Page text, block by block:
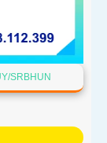
SRBHUN